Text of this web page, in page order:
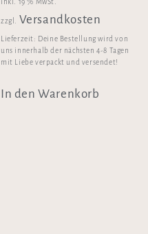
zzgl. Versandkosten
Lieferzeit: Deine Bestellung wird von
uns innerhalb der nächsten 4-8 Tagen
mit Liebe verpackt und versendet!
In den Warenkorb